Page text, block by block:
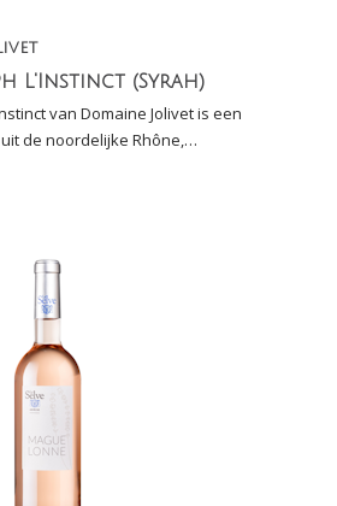
L'Instinct (Syrah)
van Domaine Jolivet is een
de noordelijke Rhône,
oude wijnstokken op